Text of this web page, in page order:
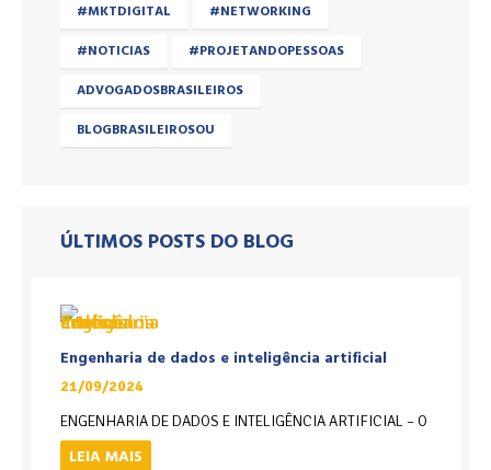
#MKTDIGITAL
#NETWORKING
#NOTICIAS
#PROJETANDOPESSOAS
ADVOGADOSBRASILEIROS
BLOGBRASILEIROSOU
ÚLTIMOS POSTS DO BLOG
Engenharia de dados e inteligência artificial
21/09/2024
ENGENHARIA DE DADOS E INTELIGÊNCIA ARTIFICIAL – O
LEIA MAIS